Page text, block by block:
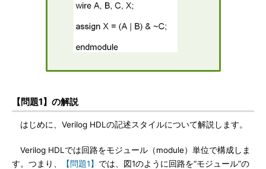
【問題1】の解説
はじめに、Verilog HDLの記述スタイルについて解説します。
Verilog HDLでは回路をモジュール（module）単位で構成しま
す。つまり、
【問題1】 では、図1のように回路を“モジュール”の